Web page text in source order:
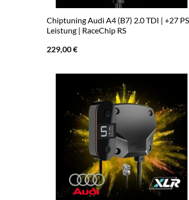
Chiptuning Audi A4 (B7) 2.0 TDI | +27 PS
Leistung | RaceChip RS
229,00€